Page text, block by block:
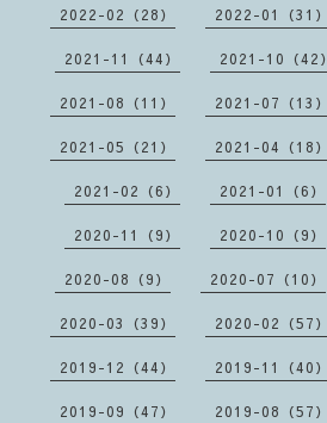
2022-02（28） 2022-01（31）
2021-11（44） 2021-10（42）
2021-08（11） 2021-07（13）
2021-05（21） 2021-04（18）
2021-02（6） 2021-01（6）
2020-11（9） 2020-10（9）
2020-08（9） 2020-07（10）
2020-03（39） 2020-02（57）
2019-12（44） 2019-11（40）
2019-09（47） 2019-08（57）